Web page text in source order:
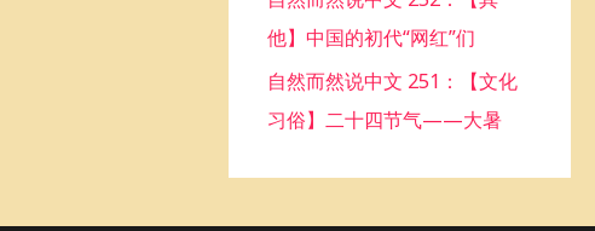
他】中国的初代“网红”们
自然而然说中文 251：【文化
习俗】二十四节气——大暑